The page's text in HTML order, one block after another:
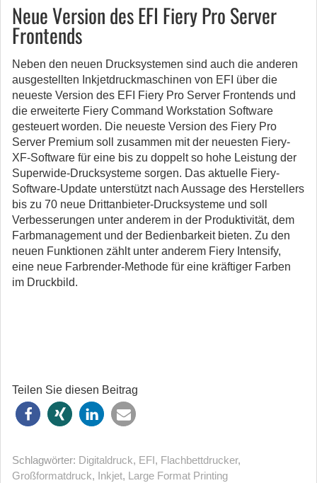
Neue Version des EFI Fiery Pro Server
Frontends
Neben den neuen Drucksystemen sind auch die anderen
ausgestellten Inkjetdruckmaschinen von EFI über die
neueste Version des EFI Fiery Pro Server Frontends und
die erweiterte Fiery Command Workstation Software
gesteuert worden. Die neueste Version des Fiery Pro
Server Premium soll zusammen mit der neuesten Fiery-
XF-Software für eine bis zu doppelt so hohe Leistung der
Superwide-Drucksysteme sorgen. Das aktuelle Fiery-
Software-Update unterstützt nach Aussage des Herstellers
bis zu 70 neue Drittanbieter-Drucksysteme und soll
Verbesserungen unter anderem in der Produktivität, dem
Farbmanagement und der Bedienbarkeit bieten. Zu den
neuen Funktionen zählt unter anderem Fiery Intensify,
eine neue Farbrender-Methode für eine kräftiger Farben
im Druckbild.
Teilen Sie diesen Beitrag
Schlagwörter: Digitaldruck, EFI, Flachbettdrucker,
Großformatdruck, Inkjet, Large Format Printing